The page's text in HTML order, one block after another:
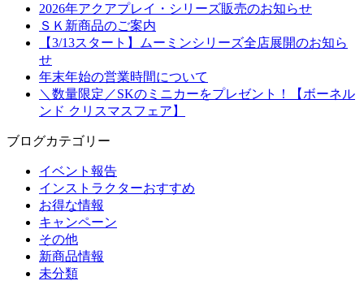
2026年アクアプレイ・シリーズ販売のお知らせ
ＳＫ新商品のご案内
【3/13スタート】ムーミンシリーズ全店展開のお知ら
せ
年末年始の営業時間について
＼数量限定／SKのミニカーをプレゼント！【ボーネル
ンド クリスマスフェア】
ブログカテゴリー
イベント報告
インストラクターおすすめ
お得な情報
キャンペーン
その他
新商品情報
未分類